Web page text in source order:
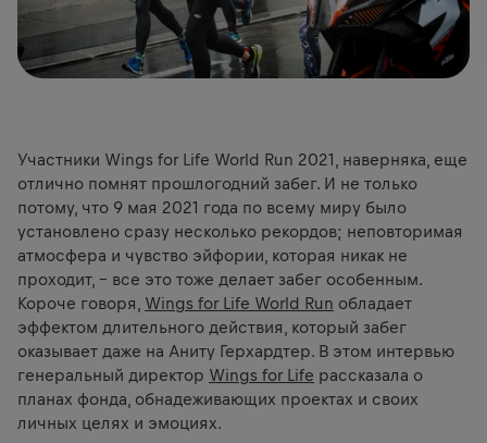
Участники Wings for Life World Run 2021, наверняка, еще
отлично помнят прошлогодний забег. И не только
потому, что 9 мая 2021 года по всему миру было
установлено сразу несколько рекордов; неповторимая
атмосфера и чувство эйфории, которая никак не
проходит, – все это тоже делает забег особенным.
Короче говоря, Wings for Life World Run обладает
эффектом длительного действия, который забег
оказывает даже на Аниту Герхардтер. В этом интервью
генеральный директор Wings for Life рассказала о
планах фонда, обнадеживающих проектах и своих
личных целях и эмоциях.